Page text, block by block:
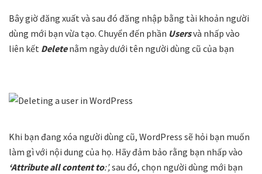
Bây giờ đăng xuất và sau đó đăng nhập bằng tài khoản người
dùng mới bạn vừa tạo. Chuyển đến phần Usersvà nhấp vào
liên kết Deletenằm ngày dưới tên người dùng cũ của bạn
Khi bạn đang xóa người dùng cũ, WordPress sẽ hỏi bạn muốn
làm gì với nội dung của họ. Hãy đảm bảo rằng bạn nhấp vào
‘Attribute all content to:’,sau đó, chọn người dùng mới bạn